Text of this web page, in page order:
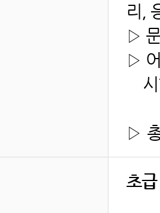
리,
▷
▷
시
▷
초